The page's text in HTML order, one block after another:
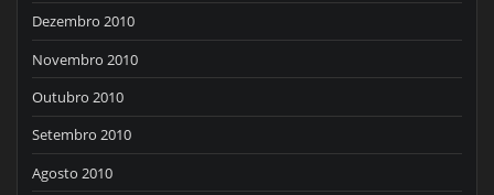
Dezembro 2010
Novembro 2010
Outubro 2010
Setembro 2010
Agosto 2010